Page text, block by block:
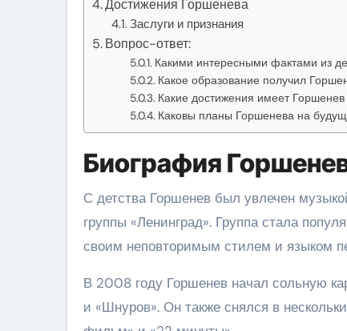
Достижения Горшенева
Заслуги и признания
Вопрос-ответ:
Какими интересными фактами из
Какое образование получил
Какие достижения имеет Горшенев
Каковы планы Горшенева на
Биография
С детства Горшенев был увлечен
группы «Ленинград». Группа стала
своим неповторимым стилем и языком
В 2008 году Горшенев начал сольную
и «Шнуров». Он также снялся в